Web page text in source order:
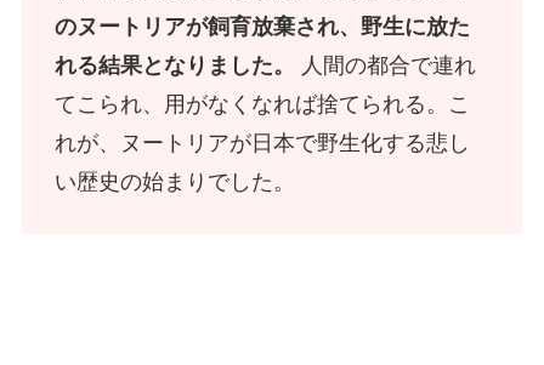
のヌートリアが飼育放棄され、野生に放た
れる結果となりました。
人間の都合で連れ
てこられ、用がなくなれば捨てられる。こ
れが、ヌートリアが日本で野生化する悲し
い歴史の始まりでした。